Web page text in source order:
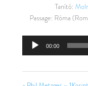
Tanító:
Passage: Róma
00:00